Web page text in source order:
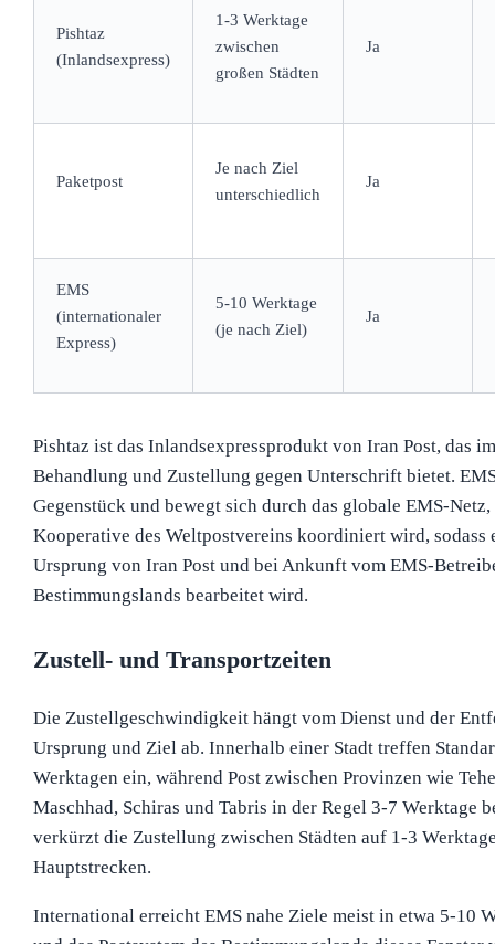
Pishtaz
(Inlandsexpress)
1-3 Werktage
zwischen
großen Städten
Ja
Paketpost
Je nach Ziel
unterschiedlich
Ja
EMS
(internationaler
Express)
5-10 Werktage
(je nach Ziel)
Ja
Pishtaz ist das Inlandsexpressprodukt von Iran Post, das
Behandlung und Zustellung gegen Unterschrift bietet.
Gegenstück und bewegt sich durch das globale EMS-
Kooperative des Weltpostvereins koordiniert wird, sodass
Ursprung von Iran Post und bei Ankunft vom EMS-
Bestimmungslands bearbeitet wird.
Zustell- und Transportzeiten
Die Zustellgeschwindigkeit hängt vom Dienst und der
Ursprung und Ziel ab. Innerhalb einer Stadt treffen
Werktagen ein, während Post zwischen Provinzen wie
Maschhad, Schiras und Tabris in der Regel 3-7 Werktage
verkürzt die Zustellung zwischen Städten auf 1-3
Hauptstrecken.
International erreicht EMS nahe Ziele meist in etwa 5-10